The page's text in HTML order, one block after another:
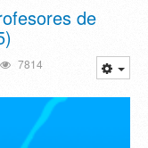
de
7814